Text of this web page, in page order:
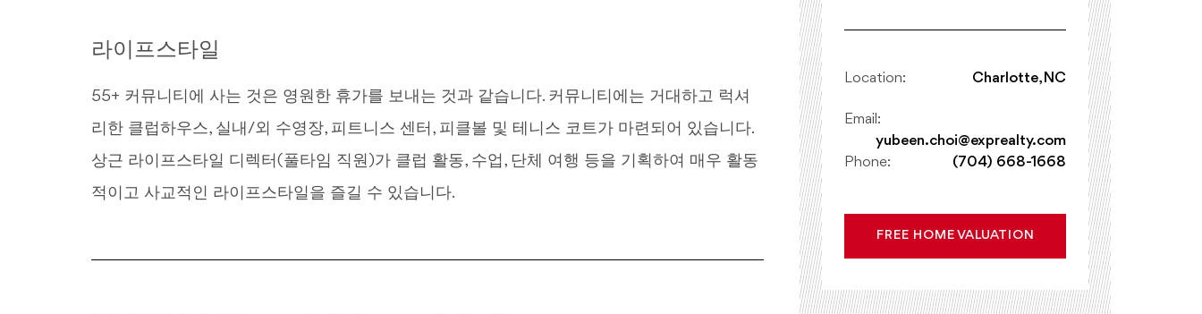
라이프스타일
55+ 커뮤니티에 사는 것은 영원한 휴가를 보내는 것과 같습니다. 커뮤니티에는 거대하고 럭셔
리한 클럽하우스, 실내/외 수영장, 피트니스 센터, 피클볼 및 테니스 코트가 마련되어 있습니다.
상근 라이프스타일 디렉터(풀타임 직원)가 클럽 활동, 수업, 단체 여행 등을 기획하여 매우 활동
적이고 사교적인 라이프스타일을 즐길 수 있습니다.
Location: Charlotte, NC
Email:
yubeen.choi@exprealty.com
Phone:
(704) 668-1668
FREE HOME VALUATION